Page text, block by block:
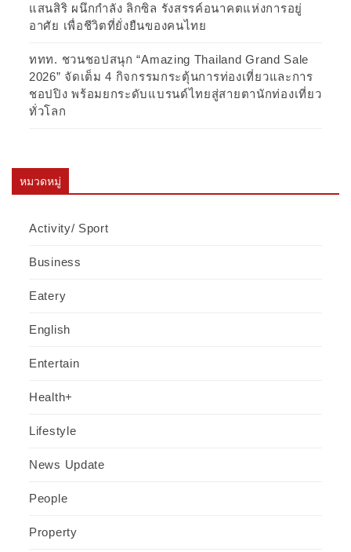
แสนสิริ ผนึกกำลัง ลิกซิล รังสรรค์อนาคตแห่งการอยู่
อาศัย เพื่อชีวิตที่ยั่งยืนของคนไทย
ททท. ชวนชอปสนุก “Amazing Thailand Grand Sale
2026” จัดเต็ม 4 กิจกรรมกระตุ้นการท่องเที่ยวและการ
ชอปปิง พร้อมยกระดับแบรนด์ไทยสู่สายตานักท่องเที่ยว
ทั่วโลก
หมวดหมู่
Activity/ Sport
Business
Eatery
English
Entertain
Health+
Lifestyle
News Update
People
Property